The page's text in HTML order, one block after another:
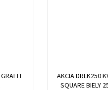
AKCIA DRLK250
SQUARE BIELY